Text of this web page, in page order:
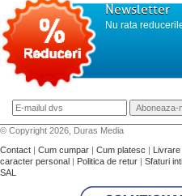
Newsletter
Nu rata
© Copyright 2026, Duras Media
Contact | Cum cumpar | Cum platesc | Livrare
caracter personal | Politica de retur | Sfaturi
SAL